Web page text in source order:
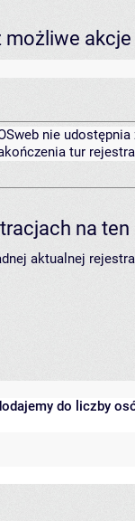
możliwe akcje
nie
tur
na
aktualnej
do liczby